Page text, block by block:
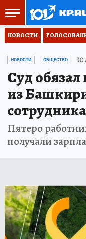
НОВОСТИ
НОВОСТИ ОБЩЕСТВО 30
Суд
из
Пятеро
получали